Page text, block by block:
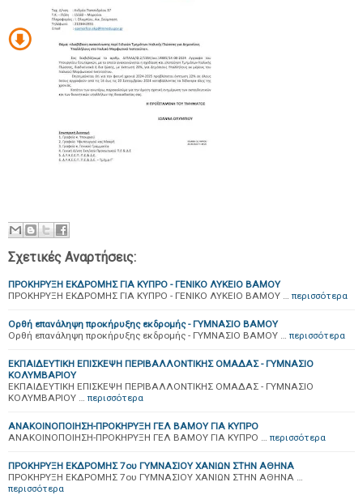
Σχετικές Αναρτήσεις:
ΠΡΟΚΗΡΥΞΗ ΕΚΔΡΟΜΗΣ ΓΙΑ ΚΥΠΡΟ - ΓΕΝΙΚΟ ΛΥΚΕΙΟ ΒΑΜΟΥ
ΠΡΟΚΗΡΥΞΗ ΕΚΔΡΟΜΗΣ ΓΙΑ ΚΥΠΡΟ - ΓΕΝΙΚΟ ΛΥΚΕΙΟ ΒΑΜΟΥ … περισσότερα
Ορθή επανάληψη προκήρυξης εκδρομής - ΓΥΜΝΑΣΙΟ ΒΑΜΟΥ
Ορθή επανάληψη προκήρυξης εκδρομής - ΓΥΜΝΑΣΙΟ ΒΑΜΟΥ … περισσότερα
ΕΚΠΑΙΔΕΥΤΙΚΗ ΕΠΙΣΚΕΨΗ ΠΕΡΙΒΑΛΛΟΝΤΙΚΗΣ ΟΜΑΔΑΣ - ΓΥΜΝΑΣΙΟ
ΚΟΛΥΜΒΑΡΙΟΥ
ΕΚΠΑΙΔΕΥΤΙΚΗ ΕΠΙΣΚΕΨΗ ΠΕΡΙΒΑΛΛΟΝΤΙΚΗΣ ΟΜΑΔΑΣ - ΓΥΜΝΑΣΙΟ
ΚΟΛΥΜΒΑΡΙΟΥ … περισσότερα
ΑΝΑΚΟΙΝΟΠΟΙΗΣΗ-ΠΡΟΚΗΡΥΞΗ ΓΕΛ ΒΑΜΟΥ ΓΙΑ ΚΥΠΡΟ
ΑΝΑΚΟΙΝΟΠΟΙΗΣΗ-ΠΡΟΚΗΡΥΞΗ ΓΕΛ ΒΑΜΟΥ ΓΙΑ ΚΥΠΡΟ … περισσότερα
ΠΡΟΚΗΡΥΞΗ ΕΚΔΡΟΜΗΣ 7ου ΓΥΜΝΑΣΙΟΥ ΧΑΝΙΩΝ ΣΤΗΝ ΑΘΗΝΑ
ΠΡΟΚΗΡΥΞΗ ΕΚΔΡΟΜΗΣ 7ου ΓΥΜΝΑΣΙΟΥ ΧΑΝΙΩΝ ΣΤΗΝ ΑΘΗΝΑ …
περισσότερα